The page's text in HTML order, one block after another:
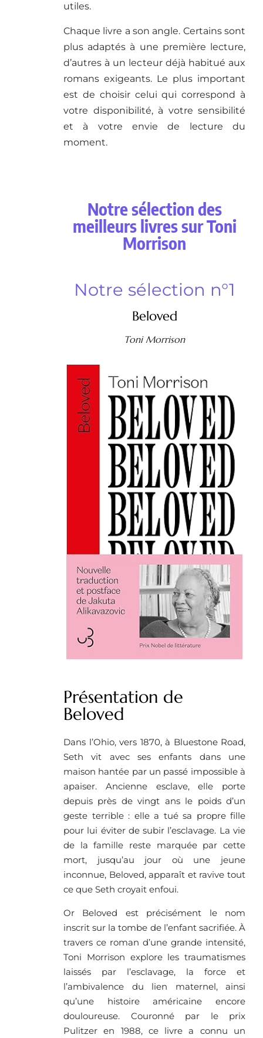
utiles.
Chaque livre a son angle. Certains sont
plus adaptés à une première lecture,
d’autres à un lecteur déjà habitué aux
romans exigeants. Le plus important
est de choisir celui qui correspond à
votre disponibilité, à votre sensibilité
et à votre envie de lecture du
moment.
Notre sélection des
meilleurs livres sur Toni
Morrison
Notre sélection n°1
Beloved
Toni Morrison
Présentation de
Beloved
Dans l’Ohio, vers 1870, à Bluestone Road,
Seth vit avec ses enfants dans une
maison hantée par un passé impossible à
apaiser. Ancienne esclave, elle porte
depuis près de vingt ans le poids d’un
geste terrible : elle a tué sa propre fille
pour lui éviter de subir l’esclavage. La vie
de la famille reste marquée par cette
mort, jusqu’au jour où une jeune
inconnue, Beloved, apparaît et ravive tout
ce que Seth croyait enfoui.
Or Beloved est précisément le nom
inscrit sur la tombe de l’enfant sacrifiée. À
travers ce roman d’une grande intensité,
Toni Morrison explore les traumatismes
laissés par l’esclavage, la force et
l’ambivalence du lien maternel, ainsi
qu’une histoire américaine encore
douloureuse. Couronné par le prix
Pulitzer en 1988, ce livre a connu un